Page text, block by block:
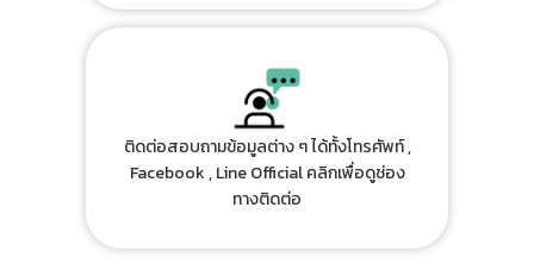
ติดต่อสอบถามข้อมูลต่าง ๆ ได้ทั้งโทรศัพท์ ,
Facebook , Line Official คลิกเพื่อดูช่อง
ทางติดต่อ